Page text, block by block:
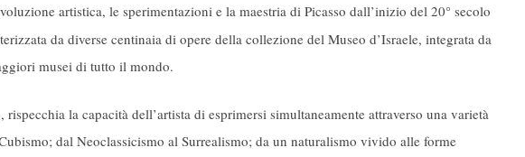
artistica, le sperimentazioni e la maestria di Picasso dall’inizio del 20° secolo
da diverse centinaia di opere della collezione del Museo d’Israele, integrata da
musei di tutto il mondo.
la capacità dell’artista di esprimersi simultaneamente attraverso una varietà
dal Neoclassicismo al Surrealismo; da un naturalismo vivido alle forme